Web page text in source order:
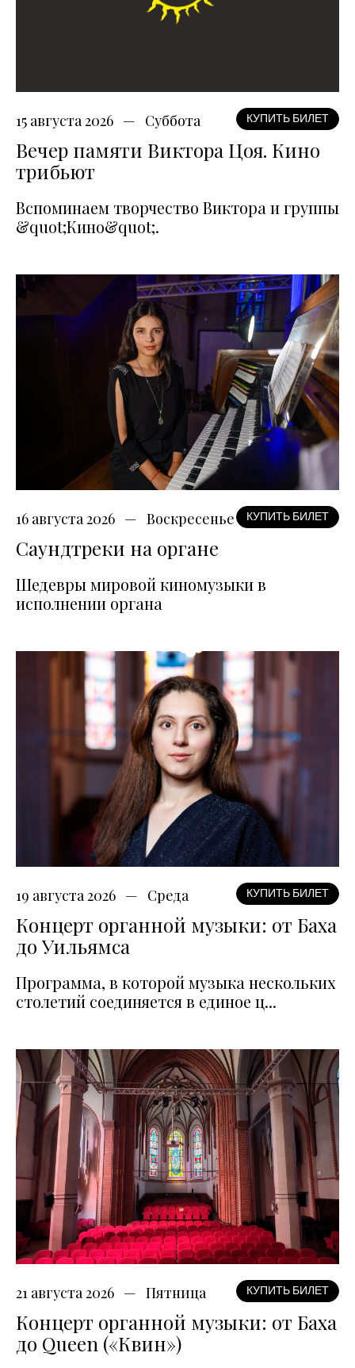
15 августа 2026 Суббота КУПИТЬ БИЛЕТ
Вечер памяти Виктора Цоя. Кино
трибьют
Вспоминаем творчество Виктора и группы
&quot;Кино&quot;.
16 августа 2026 Воскресенье КУПИТЬ БИЛЕТ
Саундтреки на органе
Шедевры мировой киномузыки в
исполнении органа
19 августа 2026 Среда КУПИТЬ БИЛЕТ
Концерт органной музыки: от Баха
до Уильямса
Программа, в которой музыка нескольких
столетий соединяется в единое ц...
21 августа 2026 Пятница КУПИТЬ БИЛЕТ
Концерт органной музыки: от Баха
до Queen («Квин»)